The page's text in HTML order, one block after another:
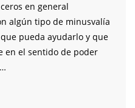
en general
algún tipo de minusvalía
pueda ayudarlo y que
en el sentido de poder